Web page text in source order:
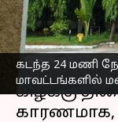
கடந்த 24 மணி
மாவட்டங்களில்
எழுதியவர் Sindhuja
செய்தி
கிழக்கு
காரணமாக,